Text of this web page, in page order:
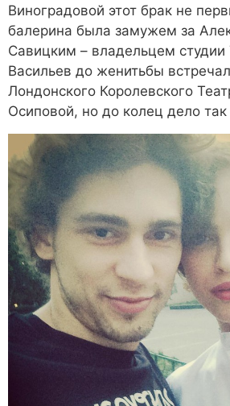
Виноградовой этот брак не
балерина была замужем за
Савицким – владельцем студии
Васильев до женитьбы
Лондонского Королевского
Осиповой, но до колец дело